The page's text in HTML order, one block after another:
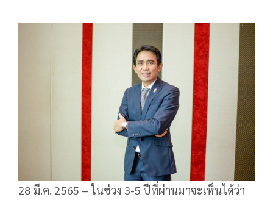
28 มี.ค. 2565 – ในช่วง 3-5 ปีที่ผ่านมาจะเห็นได้ว่า